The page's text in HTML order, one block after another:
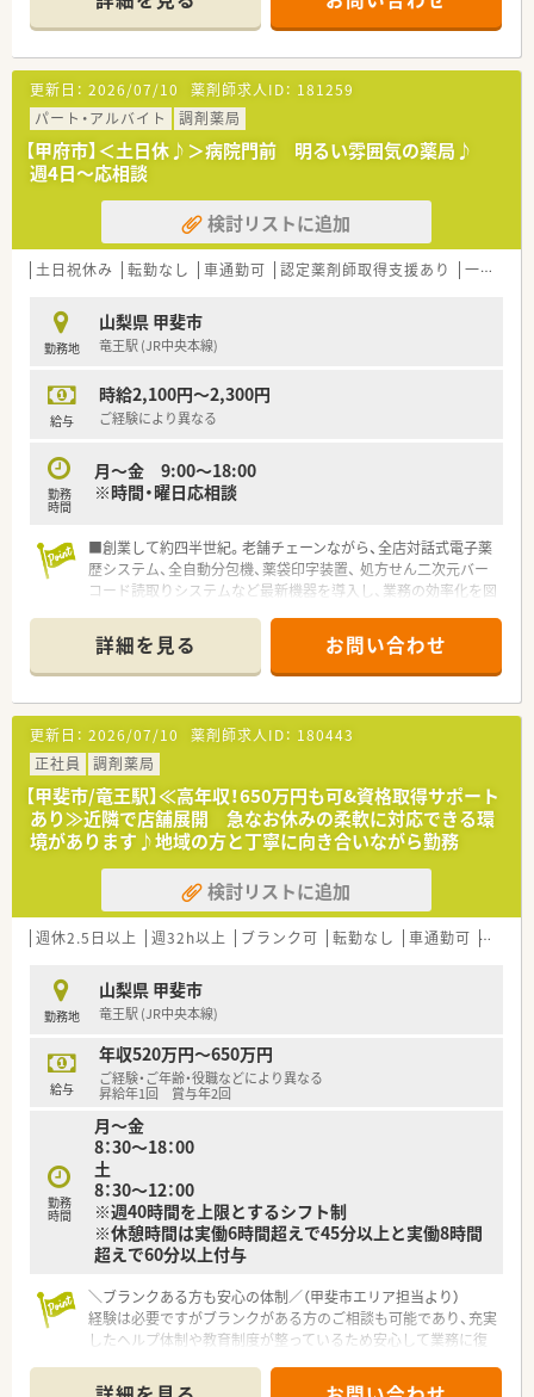
■医療ヘルスケア商品（調剤＋OTC等）の売上割合は約50％で業
界トップクラス！
■調剤を核に、OTC・サプリメントなど、各分野で的確にアドバ
イスできる総合力が強みです。
■セルフメディケーションを推進することにより、医療費削減を
通じて社会にも貢献しています。
≪安定した事業経営≫
■M&Aが積極的に行われるドラッグストア業界において盤石な
経営基盤は大きな強みです。
■総合商社として重要なヘルスケア分野に、戦略的かつ積極的な
先行投資をしています。
■調剤オペレーションの自動化を導入し効率化も図っていま
■充実した様々な福利厚生と制度もあるため、長く安心して生活
を送ることができます。
■育児休暇なども法律以上の制度を用意し、子育てをしながら働
■未来を見据えて成長し、長く活躍し続けられる環境の中で新た
な一歩を踏み出せます。
≪風通しが良く働きやすい職場環境≫
■社員間は「さん」付けで呼び合えるほどフラットな関係性で、
役職や立場は関係ありません。
チャンスが豊富にあります。
■風通しの良い社風を実現するために、様々なサークル活動制度
も用意しています。
店舗間の連携も良好です。
■残業時間の削減や年2回の連続休暇取得など、ワークライフバ
ランスも推進しています。
らやりがいを感じ成長できます。
≪スキル、知識を幅広く身に着けキャリアアップが可能≫
■日進月歩の医療業界で、薬剤師は日常業務を行いながらも日々
学び続けることが重要です。
■年次研修だけでなく、調剤技術研修によって継続的に学び続け
ることができます。
■研修は業務時間内で実施し、オンとオフをしっかり切り替えて
プライベートも充実できます。
■本部社員の35％が薬剤師！教育研修担当・開発担当・IT担当など
幅広いキャリアがあります。
更新日： 2026/07/10 薬剤師求人ID： 181259
パート・アルバイト
調剤薬局
【甲府市】＜土日休♪＞病院門前 明るい雰囲気の薬局♪
週4日～応相談
検討リストに追加
土日祝休み 転勤なし 車通勤可 認定薬剤師取得支援あり 一人薬剤師
勤務地
山梨県 甲斐市
竜王駅 (JR中央本線)
給与
時給2,100円～2,300円
ご経験により異なる
勤務
時間
月～金 9:00～18:00
※時間・曜日応相談
■創業して約四半世紀。老舗チェーンながら、全店対話式電子薬
歴システム、全自動分包機、薬袋印字装置、 処方せん二次元バー
コード読取りシステムなど最新機器を導入し、業務の効率化を図
詳細を見る お問い合わせ
更新日： 2026/07/10 薬剤師求人ID： 180443
正社員
調剤薬局
【甲斐市/竜王駅】≪高年収！650万円も可&資格取得サポート
あり≫近隣で店舗展開 急なお休みの柔軟に対応できる環
境があります♪地域の方と丁寧に向き合いながら勤務
検討リストに追加
週休2.5日以上 週32h以上 ブランク可 転勤なし 車通勤可 高給
勤務地
山梨県 甲斐市
竜王駅 (JR中央本線)
給与
年収520万円～650万円
ご経験・ご年齢・役職などにより異なる
昇給年1回 賞与年2回
勤務
時間
月～金
8：30～18：00
土
8：30～12：00
※週40時間を上限とするシフト制
※休憩時間は実働6時間超えで45分以上と実働8時間
超えで60分以上付与
＼ブランクある方も安心の体制／（甲斐市エリア担当より）
経験は必要ですがブランクがある方のご相談も可能であり、充実
したヘルプ体制や教育制度が整っているため安心して業務に復
＊------------------------------------------＊